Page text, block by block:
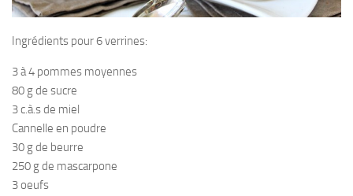
Ingrédients pour 6 verrines:
3 à 4 pommes moyennes
80 g de sucre
3 c.à.s de miel
Cannelle en poudre
30 g de beurre
250 g de mascarpone
3 oeufs